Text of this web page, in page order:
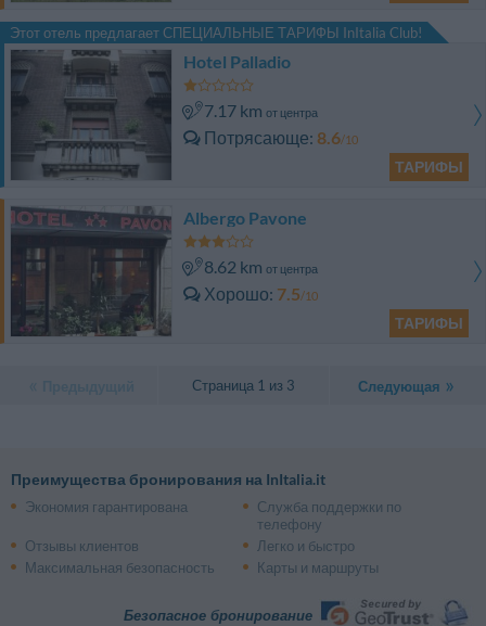
Этот отель предлагает СПЕЦИАЛЬНЫЕ ТАРИФЫ InItalia Club!
Hotel Palladio
7.17 km от центра
Потрясающе 8.6/10
ТАРИФЫ
Albergo Pavone
8.62 km от центра
Хорошо 7.5/10
ТАРИФЫ
Страница 1 из 3 Следующая
Преимущества бронирования на InItalia.it
Экономия гарантирована
Служба поддержки по
телефону
Отзывы клиентов
Легко и быстро
Максимальная безопасность
Карты и маршруты
Безопасное бронирование